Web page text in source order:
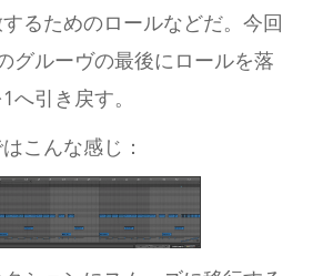
るためのロールなどだ。今回
グルーヴの最後にロールを落
へ引き戻す。
こんな感じ：